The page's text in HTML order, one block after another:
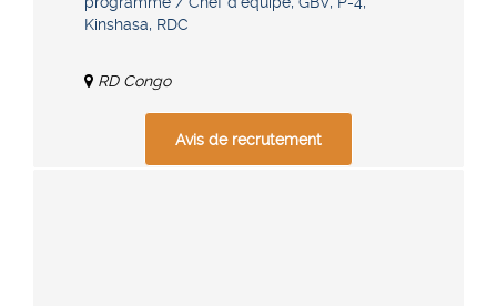
Kinshasa, RDC
RD Congo
Avis de recrutement